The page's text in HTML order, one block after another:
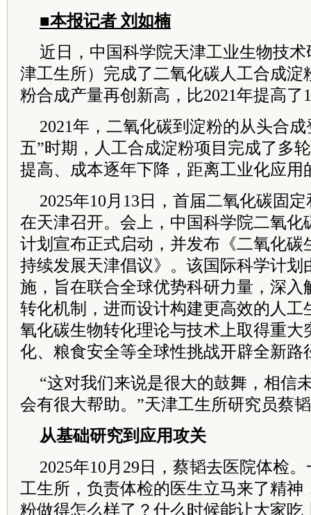
■本报记者 刘如楠
近日，中国科学院天津工业生物技
津工生所）完成了二氧化碳人工合成淀
粉合成产量再创新高，比2021年提高了
2021年，二氧化碳到淀粉的从头合
五”时期，人工合成淀粉项目完成了多
提高、成本逐年下降，距离工业化应用
2025年10月13日，首届二氧化碳固
在天津召开。会上，中国科学院二氧化
计划宣布正式启动，并发布《二氧化碳
持续发展天津倡议》。该国际科学计划
施，旨在联合全球优势科研力量，深入
转化机制，进而设计构建更高效的人工
氧化碳生物转化理论与技术上取得重大
化、粮食安全等全球性挑战开辟全新路
“这对我们来说是很大的鼓舞，相信
会有很大帮助。”天津工生所研究员蔡
从基础研究到应用攻关
2025年10月29日，蔡韬去医院体检
工生所，负责体检的医生立马来了精神
粉做得怎么样了？什么时候能让大家吃